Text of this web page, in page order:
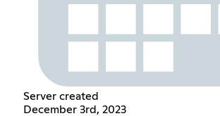
Server created
December 3rd, 2023